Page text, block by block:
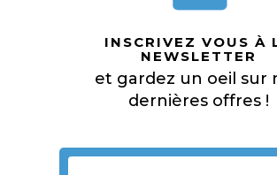
INSCRIVEZ VOUS À
NEWSLETTER
et gardez un oeil sur
dernières offres !